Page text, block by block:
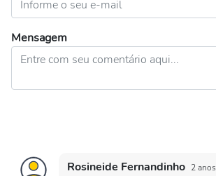
Mensagem
Rosineide Fernandinho 2 anos